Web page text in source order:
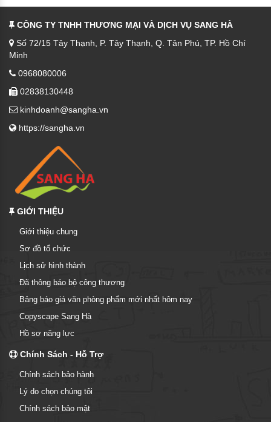
CÔNG TY TNHH THƯƠNG MẠI VÀ DỊCH VỤ SANG HÀ
Số 72/15 Tây Thạnh, P. Tây Thạnh, Q. Tân Phú, TP. Hồ Chí
Minh
0968080006
02838130448
kinhdoanh@sangha.vn
https://sangha.vn
GIỚI THIỆU
Giới thiệu chung
Sơ đồ tổ chức
Lịch sử hình thành
Đã thông báo bộ công thương
Bảng báo giá văn phòng phẩm mới nhất hôm nay
Copyscape Sang Hà
Hồ sơ năng lực
Chính Sách - Hỗ Trợ
Chính sách bảo hành
Lý do chọn chúng tôi
Chính sách bảo mật